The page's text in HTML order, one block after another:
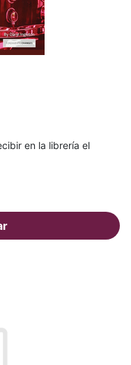
en la librería el